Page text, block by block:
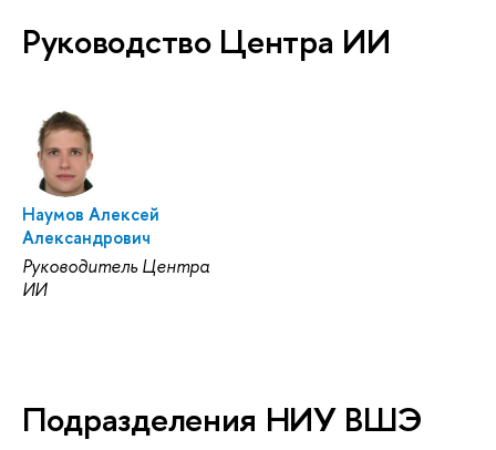
Руководство Центра ИИ
Наумов Алексей
Александрович
Руководитель Центра
ИИ
Подразделения НИУ ВШЭ